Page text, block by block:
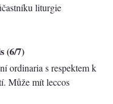
liturgie
(6/7)
ordinaria s respektem k
Může mít leccos